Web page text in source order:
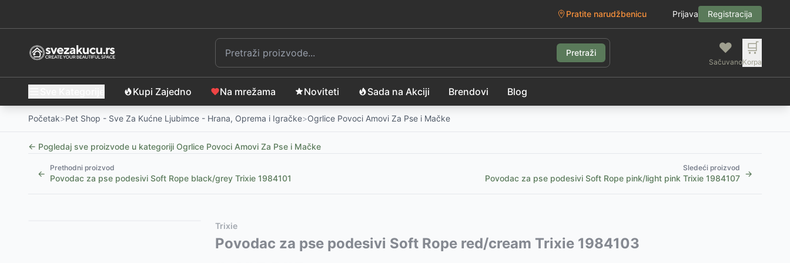
Pratite narudžbenicu Prijava Registracija
Pretraži ❤️
Sačuvano
🛒
Korpa
Kupi Zajedno Na mrežama Noviteti Sada na Akciji Brendovi Blog
Početak>Pet Shop - Sve Za Kućne Ljubimce - Hrana, Oprema i Igračke>Ogrlice Povoci Amovi Za Pse i Mačke
← Pogledaj sve proizvode u kategoriji Ogrlice Povoci Amovi Za Pse i Mačke
←
Prethodni proizvod
Povodac za pse podesivi Soft Rope black/grey Trixie 1984101
Sledeći proizvod
Povodac za pse podesivi Soft Rope pink/light pink Trixie 1984107 →
Automatski povodac za pse sa LED svetlom, 5m-907RSD
625
RSD
Ovaj proizvod nije dostupan, pogledajte slične proizvode:
- 3165
Trixie
Povodac za pse podesivi Soft Rope red/cream Trixie 1984103